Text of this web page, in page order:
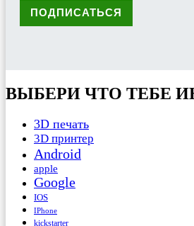
ВЫБЕРИ ЧТО ТЕБЕ
3D печать
3D принтер
Android
apple
Google
IOS
IPhone
kickstarter